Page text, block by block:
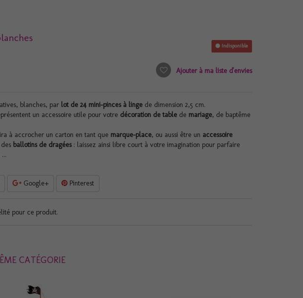
Indisponible
Ajouter à ma liste d'envies
blanches, par lot de 24 mini-pinces à lingede dimension 2,5 cm.
un accessoire utile pour votre décoration de tablede mariage, de baptême
à accrocher un carton en tant que marque-place, ou aussi être un accessoire
ballotins de dragées: laissez ainsi libre court à votre imagination pour parfaire
Google+ Pinterest
pour ce produit.
CATÉGORIE